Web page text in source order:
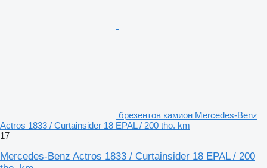
брезентов камион Mercedes-Benz
Actros 1833 / Curtainsider 18 EPAL / 200 tho. km
17
Mercedes-Benz Actros 1833 / Curtainsider 18 EPAL / 200